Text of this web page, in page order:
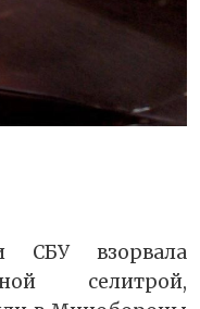
СБУ взорвала
селитрой,